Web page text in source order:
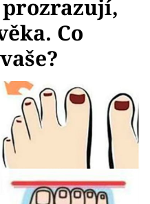
Co